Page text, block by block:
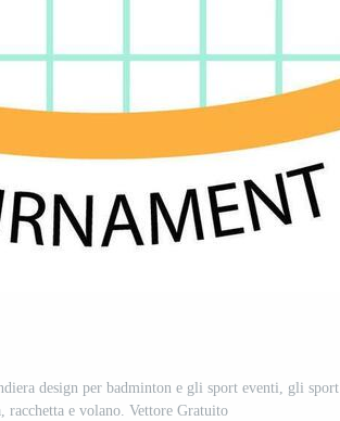
design per badminton e gli sport eventi, gli sport
racchetta e volano. Vettore Gratuito